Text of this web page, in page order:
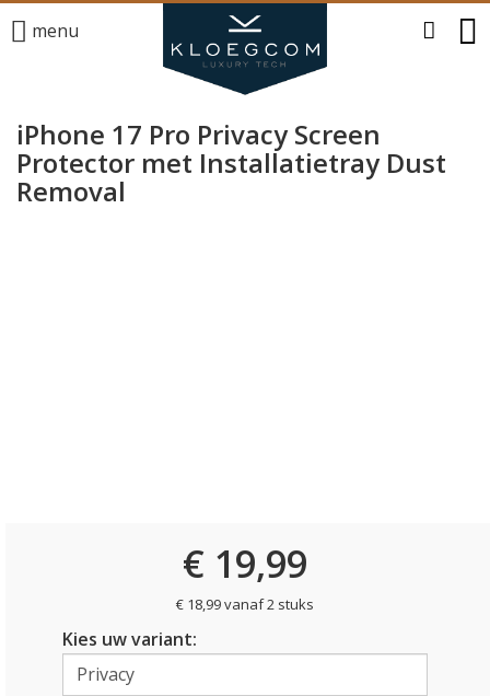
menu
iPhone 17 Pro Privacy Screen
Protector met Installatietray Dust
Removal
€ 19,99
€ 18,99 vanaf 2 stuks
Kies uw variant: